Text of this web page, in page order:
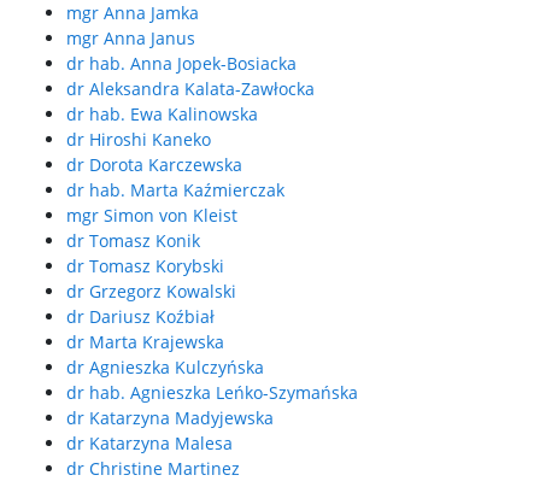
mgr Anna Jamka
mgr Anna Janus
dr hab. Anna Jopek-Bosiacka
dr Aleksandra Kalata-Zawłocka
dr hab. Ewa Kalinowska
dr Hiroshi Kaneko
dr Dorota Karczewska
dr hab. Marta Kaźmierczak
mgr Simon von Kleist
dr Tomasz Konik
dr Tomasz Korybski
dr Grzegorz Kowalski
dr Dariusz Koźbiał
dr Marta Krajewska
dr Agnieszka Kulczyńska
dr hab. Agnieszka Leńko-Szymańska
dr Katarzyna Madyjewska
dr Katarzyna Malesa
dr Christine Martinez